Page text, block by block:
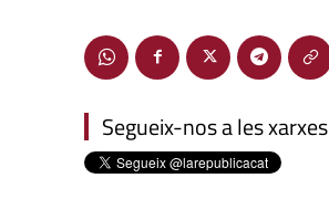
Segueix-nos a les xarxes